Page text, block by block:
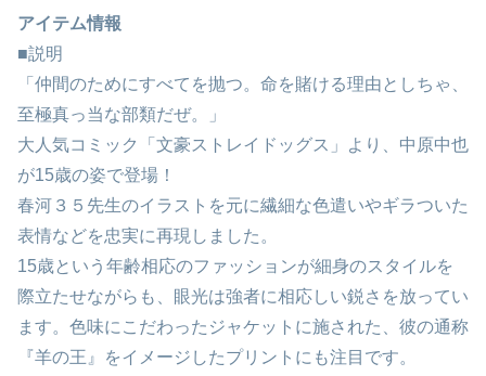
アイテム情報
■説明
「仲間のためにすべてを抛つ。命を賭ける理由としちゃ、
至極真っ当な部類だぜ。」
大人気コミック「文豪ストレイドッグス」より、中原中也
が15歳の姿で登場！
春河３５先生のイラストを元に繊細な色遣いやギラついた
表情などを忠実に再現しました。
15歳という年齢相応のファッションが細身のスタイルを
際立たせながらも、眼光は強者に相応しい鋭さを放ってい
ます。色味にこだわったジャケットに施された、彼の通称
『羊の王』をイメージしたプリントにも注目です。